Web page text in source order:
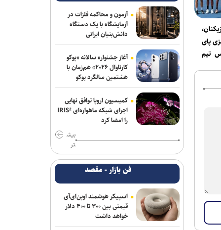
پای
تیم
تمدید قرارداد مربی ترک استقلال
آغاز اردوی تیم ملی بوکس برای ناگویا با
حضور ۱۰ ملی‌پوش
مخالفت زارع با انتقال بازیکنان ملوان به
پرسپولیس
محمدی: مقابل استقلال لیگ را پرقدرت
آغاز می‌کنیم/ امیدوارم با مس شهربابک
دنیامالی: مشتاق دیدار دوستانه ایران و
آذربایجان هستیم+فیلم
احسان پهلوان به فجر شهیدسپاسی
پیوست
صادقی سرمربی ساپیا شد
آزمون و محاکمه فلزات در
آزمایشگاه با یک دستگاه
دانش‌بنیان ایرانی
آغاز جشنواره سالانه «پوکو
کارناوال ۲۰۲۶» هم‌زمان با
هشتمین سالگرد پوکو
کمیسیون اروپا توافق نهایی
اجرای شبکه ماهواره‌ای IRIS²
را امضا کرد
بیش
تر
فن بازار - مقصد
اسپیکر هوشمند اوپن‌ای‌آی
قیمتی بین ۳۰۰ تا ۴۰۰ دلار
خواهد داشت